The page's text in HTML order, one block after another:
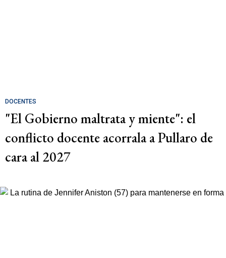
DOCENTES
"El Gobierno maltrata y miente": el
conflicto docente acorrala a Pullaro de
cara al 2027